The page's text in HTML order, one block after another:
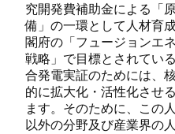
究開発費補助金による「
備」の一環として人材育
閣府の「フュージョンエ
戦略」で目標とされてい
合発電実証のためには、
的に拡大化・活性化させ
ます。そのために、この
以外の分野及び産業界の